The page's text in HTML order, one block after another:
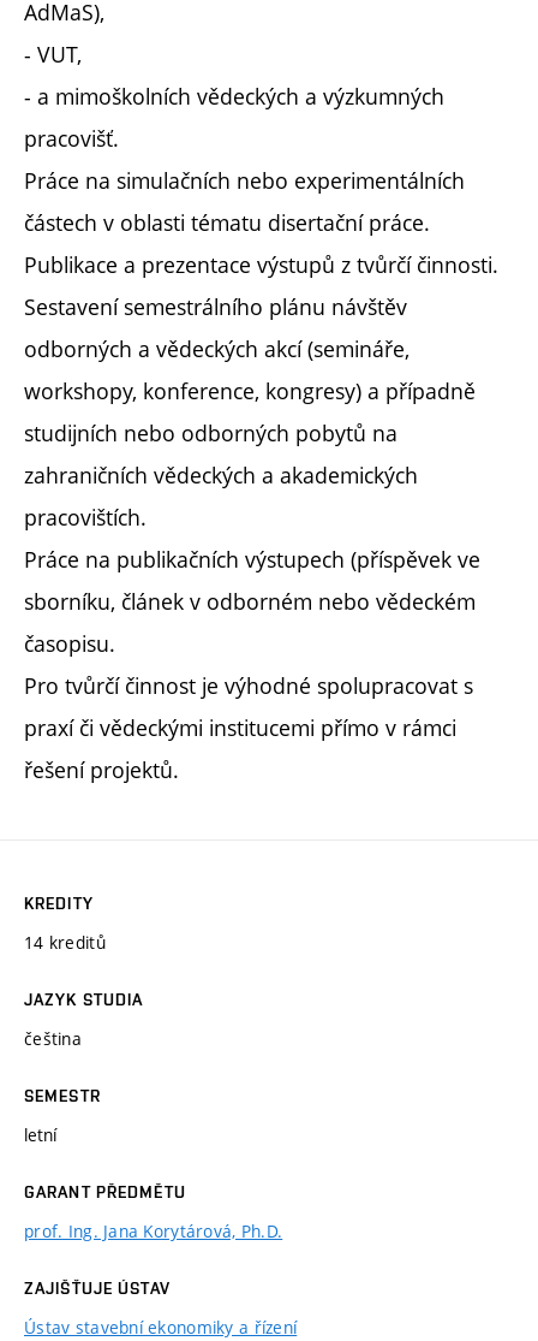
AdMaS),
- VUT,
- a mimoškolních vědeckých a výzkumných
pracovišť.
Práce na simulačních nebo experimentálních
částech v oblasti tématu disertační práce.
Publikace a prezentace výstupů z tvůrčí činnosti.
Sestavení semestrálního plánu návštěv
odborných a vědeckých akcí (semináře,
workshopy, konference, kongresy) a případně
studijních nebo odborných pobytů na
zahraničních vědeckých a akademických
pracovištích.
Práce na publikačních výstupech (příspěvek ve
sborníku, článek v odborném nebo vědeckém
časopisu.
Pro tvůrčí činnost je výhodné spolupracovat s
praxí či vědeckými institucemi přímo v rámci
řešení projektů.
KREDITY
14 kreditů
JAZYK STUDIA
čeština
SEMESTR
letní
GARANT PŘEDMĚTU
prof. Ing. Jana Korytárová, Ph.D.
ZAJIŠŤUJE ÚSTAV
Ústav stavební ekonomiky a řízení